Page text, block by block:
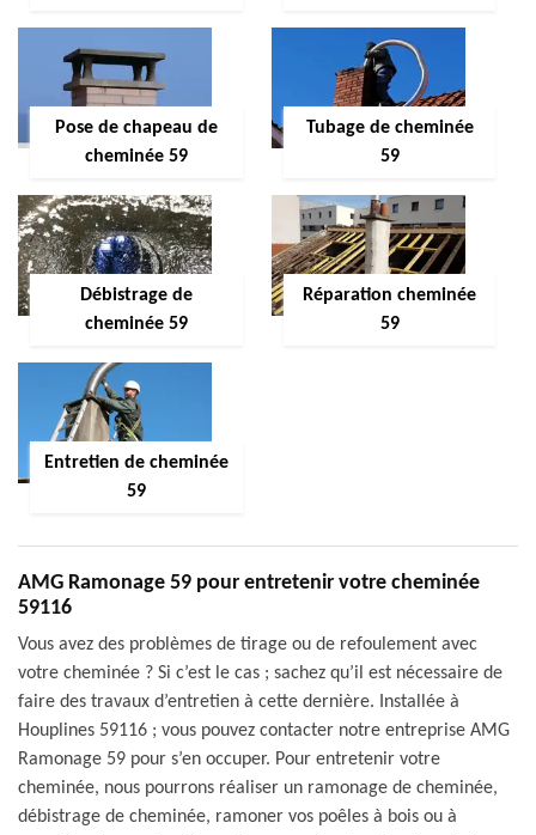
Pose de chapeau de
cheminée 59
Tubage de cheminée
59
Débistrage de
cheminée 59
Réparation cheminée
59
Entretien de cheminée
59
AMG Ramonage 59 pour entretenir votre cheminée
59116
Vous avez des problèmes de tirage ou de refoulement avec
votre cheminée ? Si c’est le cas ; sachez qu’il est nécessaire de
faire des travaux d’entretien à cette dernière. Installée à
Houplines 59116 ; vous pouvez contacter notre entreprise AMG
Ramonage 59 pour s’en occuper. Pour entretenir votre
cheminée, nous pourrons réaliser un ramonage de cheminée,
débistrage de cheminée, ramoner vos poêles à bois ou à